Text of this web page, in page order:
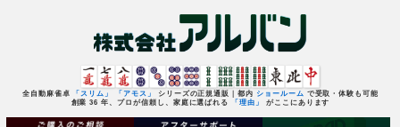
全自動麻雀卓 「スリム」 「アモス」 シリーズの正規通販｜都内 ショールーム で受取・体験も可能
創業 36 年、プロが信頼し、家庭に選ばれる 「理由」 がここにあります